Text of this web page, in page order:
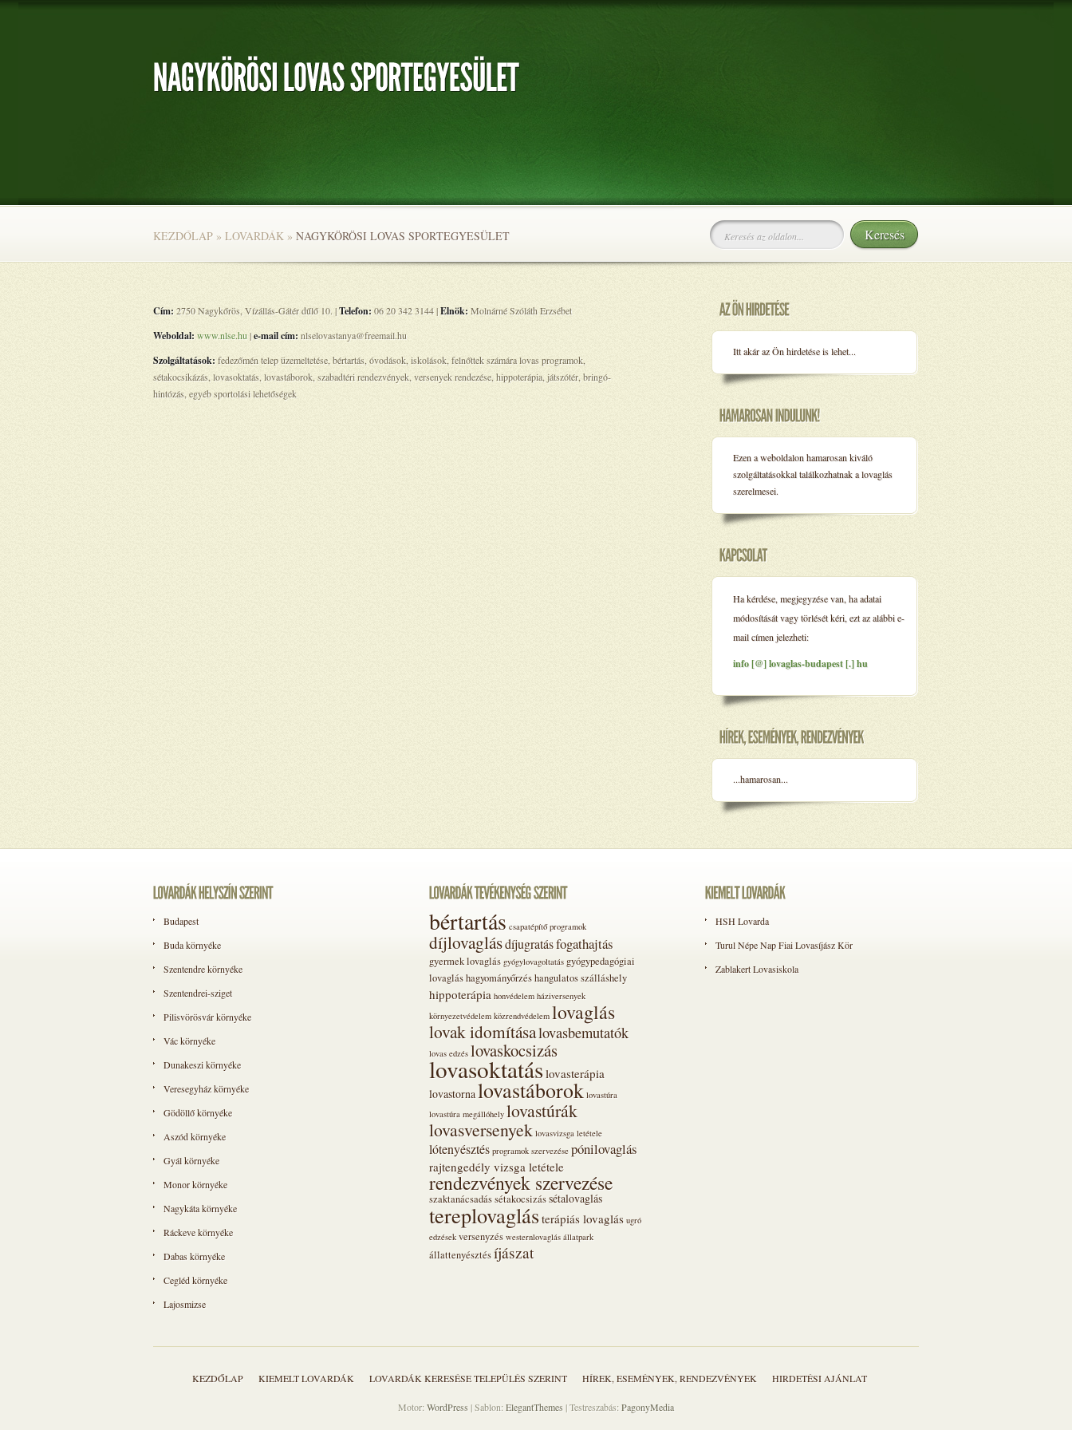
KEZDŐLAP » LOVARDÁK » NAGYKÖRÖSI LOVAS SPORTEGYESÜLET
Cím:2750 Nagykőrös, Vízállás-Gátér dűlő 10. |Telefon:06 20 342 3144 |Elnök:Molnárné Szóláth Erzsébet
Weboldal:www.nlse.hu|e-mail cím:nlselovastanya@freemail.hu
Szolgáltatások:fedezőmén telep üzemeltetése, bértartás, óvodások, iskolások, felnőttek számára lovas programok,
sétakocsikázás, lovasoktatás, lovastáborok, szabadtéri rendezvények, versenyek rendezése, hippoterápia, játszótér, bringó-
hintózás, egyéb sportolási lehetőségek
Itt akár az Ön hirdetése is lehet...
Ezen a weboldalon hamarosan kiváló
szolgáltatásokkal találkozhatnak a lovaglás
szerelmesei.
Ha kérdése, megjegyzése van, ha adatai
módosítását vagy törlését kéri, ezt az alábbi e-
mail címen jelezheti:
info [@] lovaglas-budapest [.] hu
...hamarosan...
Budapest
Buda környéke
Szentendre környéke
Szentendrei-sziget
Pilisvörösvár környéke
Vác környéke
Dunakeszi környéke
Veresegyház környéke
Gödöllő környéke
Aszód környéke
Gyál környéke
Monor környéke
Nagykáta környéke
Ráckeve környéke
Dabas környéke
Cegléd környéke
Lajosmizse
bértartás csapatépítő programok
díjlovaglásdíjugratásfogathajtás
gyermek lovaglás gyógylovagoltatás gyógypedagógiai
lovagláshagyományőrzéshangulatos szálláshely
hippoterápia honvédelem háziversenyek
környezetvédelem közrendvédelem lovaglás
lovak idomításalovasbemutatók
lovas edzés lovaskocsizás
lovasoktatáslovasterápia
lovastornalovastáborok lovastúra
lovastúra megállóhely lovastúrák
lovasversenyek lovasvizsga letétele
lótenyésztés programok szervezése pónilovaglás
rajtengedély vizsga letétele
rendezvények szervezése
szaktanácsadássétakocsizássétalovaglás
tereplovaglásterápiás lovaglás ugró
edzések versenyzés westernlovaglás állatpark
állattenyésztésíjászat
HSH Lovarda
Turul Népe Nap Fiai Lovasíjász Kör
Zablakert Lovasiskola
KEZDŐLAP KIEMELT LOVARDÁK LOVARDÁK KERESÉSE TELEPÜLÉS SZERINT HÍREK, ESEMÉNYEK, RENDEZVÉNYEK HIRDETÉSI AJÁNLAT
Motor:WordPress | Sablon:ElegantThemes | Testreszabás:PagonyMedia